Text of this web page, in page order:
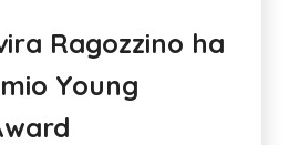
Ragozzino ha
Young